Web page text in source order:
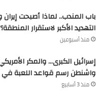
باب المندب.. لماذا أصبحت إيران
التهديد الأكبر لاستقرار المنطقة؟
منذ أسبوعين
إسرائيل الكبرى… والمكر
واشنطن رسم قواعد اللعبة
منذ 3 أسابيع